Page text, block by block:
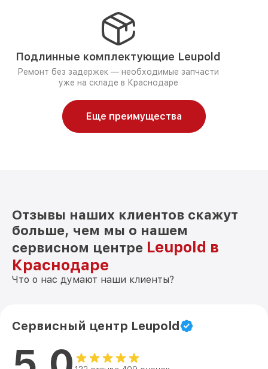
Подлинные комплектующие Leupold
Ремонт без задержек — необходимые запчасти
уже на складе в Краснодаре
Еще преимущества
Отзывы наших клиентов скажут
больше, чем мы о нашем
сервисном центре Leupold в
Краснодаре
Что о нас думают наши клиенты?
Сервисный центр Leupold